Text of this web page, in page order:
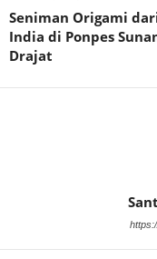
Seniman Origami
India di Ponpes
Drajat